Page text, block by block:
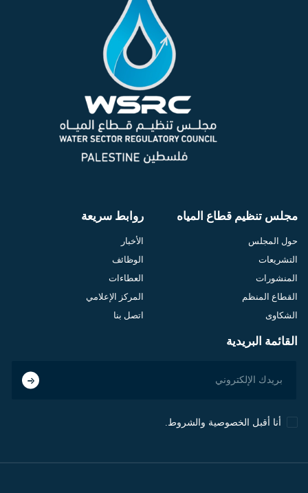
مجلس تنظيم قطاع المياه
حول المجلس
التشريعات
المنشورات
القطاع المنظم
الشكاوى
روابط سريعة
الأخبار
الوظائف
العطاءات
المركز الإعلامي
اتصل بنا
القائمة البريدية
أنا أقبل الخصوصية والشروط.